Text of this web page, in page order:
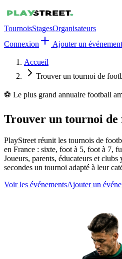
TournoisStagesOrganisateurs
Connexion
Ajouter un événement
Accueil
Trouver un tournoi de
⚽ Le plus grand annuaire football
Trouver un tournoi de
PlayStreet réunit les tournois de
en France : sixte, foot à 5, foot à 7,
Joueurs, parents, éducateurs et
secondes un tournoi adapté à leur
Voir les événementsAjouter un